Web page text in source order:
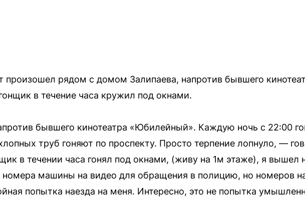
произошел рядом с домом Залипаева, напротив бывшего
в течение часа кружил под окнами.
бывшего кинотеатра «Юбилейный». Каждую ночь с 22:00
труб гоняют по проспекту. Просто терпение лопнуло, —
в течении часа гонял под окнами, (живу на 1м этаже), я вышел
номера машины на видео для обращения в полицию, но номеров
попытка наезда на меня. Интересно, это не попытка